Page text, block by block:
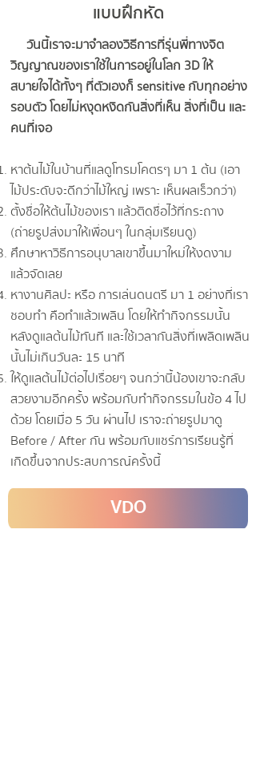
แบบฝึกหัด
วันนี้เราจะมาจำลองวิธีการที่รุ่นพี่ทางจิต
วิญญาณของเราใช้ในการอยู่ในโลก 3D ให้
สบายใจได้ทั้งๆ ที่ตัวเองก็ sensitive กับทุกอย่าง
รอบตัว โดยไม่หงุดหงิดกันสิ่งที่เห็น สิ่งที่เป็น และ
คนที่เจอ
หาต้นไม้ในบ้านที่แลดูโทรมโคตรๆ มา 1 ต้น (เอา
ไม้ประดับจะดีกว่าไม้ใหญ่ เพราะ เห็นผลเร็วกว่า)
ตั้งชื่อให้ต้นไม้ของเรา แล้วติดชื่อไว้ที่กระถาง
(ถ่ายรูปส่งมาให้เพื่อนๆ ในกลุ่มเรียนดู)
ศึกษาหาวิธีการอนุบาลเขาขึ้นมาใหม่ให้งดงาม
แล้วจัดเลย
หางานศิลปะ หรือ การเล่นดนตรี มา 1 อย่างที่เรา
ชอบทำ คือทำแล้วเพลิน โดยให้ทำกิจกรรมนั้น
หลังดูแลต้นไม้ทันที และใช้เวลากันสิ่งที่เพลิดเพลิน
นั้นไม่เกินวันละ 15 นาที
ให้ดูแลต้นไม้ต่อไปเรื่อยๆ จนกว่านี้น้องเขาจะกลับ
สวยงามอีกครั้ง พร้อมกับทำกิจกรรมในข้อ 4 ไป
ด้วย โดยเมื่อ 5 วัน ผ่านไป เราจะถ่ายรูปมาดู
Before / After กัน พร้อมกับแชร์การเรียนรู้ที่
เกิดขึ้นจากประสบการณ์ครั้งนี้
VDO